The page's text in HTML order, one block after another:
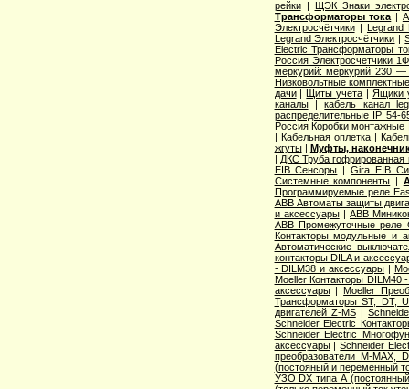
рейки| ЩЭК Знаки
Трансформаторы тока |
Электросчётчики| Legrand
Legrand Электросчётчики |
Electric Трансформаторы
Россия Электросчетчики
меркурий: меркурий 230 —
Низковольтные
дачи|Щиты учета |Ящики
каналы|кабель канал
распределительные IP 54-
Россия Коробки монтажные
| Кабельная оплетка|
жгуты| Муфты,
| ДКС Труба гофрированная
EIB Сенсоры |Gira EIB
Системные компоненты |
Программируемые реле
ABB Автоматы защиты
и аксессуары|ABB
ABB Промежуточные реле
Контакторы модульные и
Автоматические
контакторы DILA и
- DILM38 и аксессуары |
Moeller Контакторы DILM40
аксессуары|Moeller
Трансформаторы ST, DT,
двигателей Z-MS|
Schneider Electric
Schneider Electric
аксессуары|Schneider
преобразователи M-MAX,
(постояный и переменный
УЗО DX типа А